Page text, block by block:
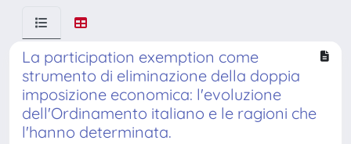
La participation exemption come
strumento di eliminazione della doppia
imposizione economica: l'evoluzione
dell'Ordinamento italiano e le ragioni che
l'hanno determinata.